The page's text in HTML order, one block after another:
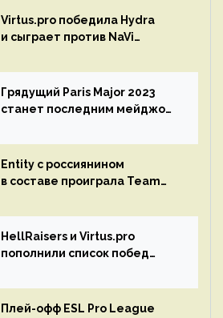
Virtus.pro победила Hydra
и сыграет против NaVi
Грядущий Paris Major 2023
станет последним мейджор-
Entity с россиянином
в составе проиграла Team
HellRaisers и Virtus.pro
пополнили список побед
Плей-офф ESL Pro League